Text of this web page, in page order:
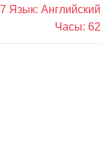
Язык: Английский
Часы: 62